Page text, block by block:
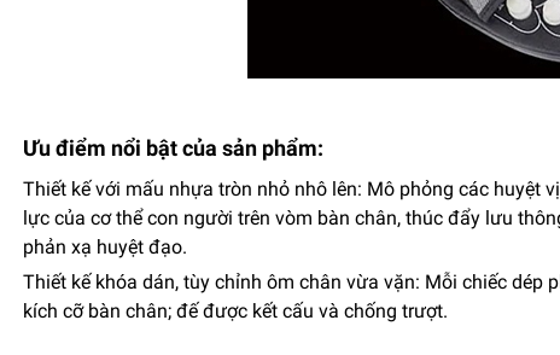
Ưu điểm nổi bật của sản phẩm:
Thiết kế với mấu nhựa tròn nhỏ nhô lên: Mô phỏng các huyệt
lực của cơ thể con người trên vòm bàn chân, thúc đẩy lưu
phản xạ huyệt đạo.
Thiết kế khóa dán, tùy chỉnh ôm chân vừa vặn: Mỗi chiếc
kích cỡ bàn chân; đế được kết cấu và chống trượt.